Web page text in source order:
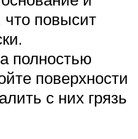
повысит
полностью
поверхности
с них грязь